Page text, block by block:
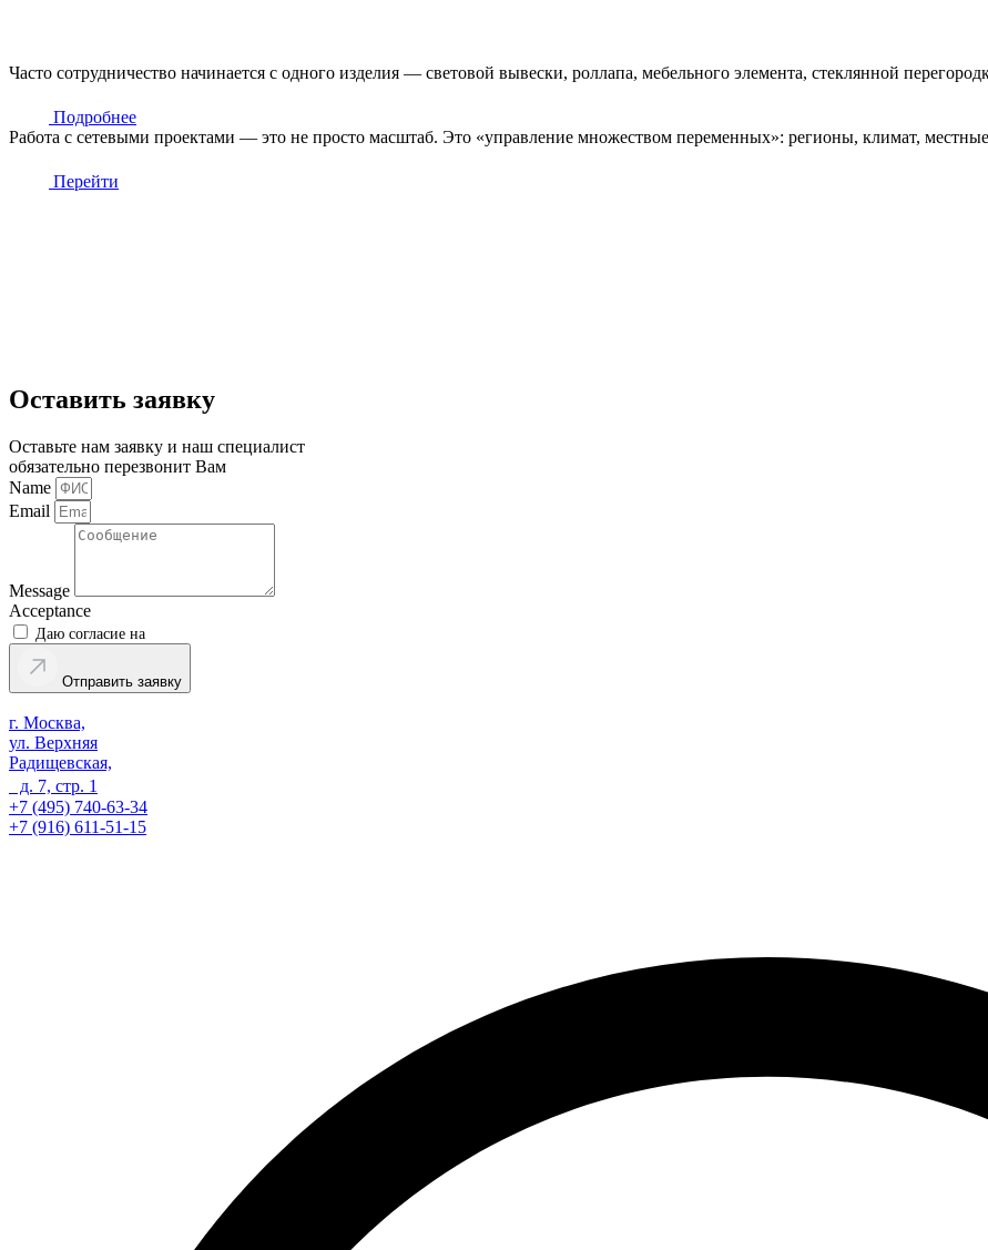
Часто сотрудничество начинается с одного изделия — световой вывески, роллапа, мебельного элемента, стеклянной
Подробнее
Работа с сетевыми проектами — это не просто масштаб. Это «управление множеством переменных»: регионы, климат,
Перейти
Оставить заявку
Оставьте нам заявку и наш специалист
обязательно перезвонит Вам
Name
Email
Message
Acceptance
Даю согласие на
Отправить заявку
г. Москва,
ул. Верхняя
Радищевская,
д. 7, стр. 1
+7 (495) 740-63-34
+7 (916) 611-51-15